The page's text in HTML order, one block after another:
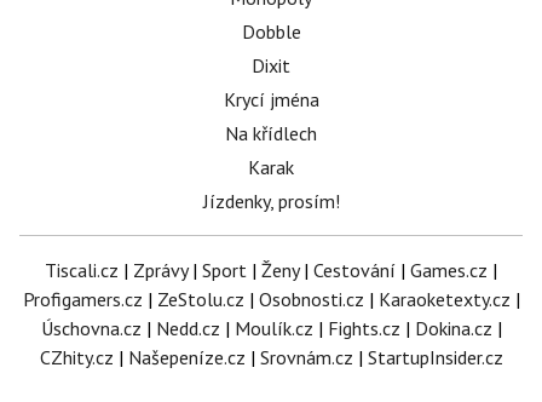
Dobble
Dixit
Krycí jména
Na křídlech
Karak
Jízdenky, prosím!
Tiscali.cz | Zprávy| Sport | Ženy| Cestování | Games.cz |
Profigamers.cz | ZeStolu.cz | Osobnosti.cz | Karaoketexty.cz |
Úschovna.cz | Nedd.cz | Moulík.cz | Fights.cz | Dokina.cz |
CZhity.cz | Našepeníze.cz | Srovnám.cz | StartupInsider.cz